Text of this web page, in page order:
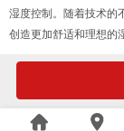
湿度控制。随着技术的
创造更加舒适和理想的